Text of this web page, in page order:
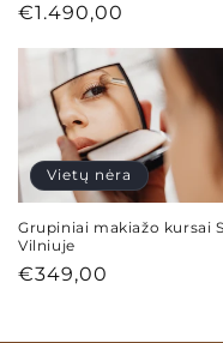
Įprasta
€1.490,00
Vietų nėra
Grupiniai makiažo kursai
Vilniuje
Įprasta
€349,00